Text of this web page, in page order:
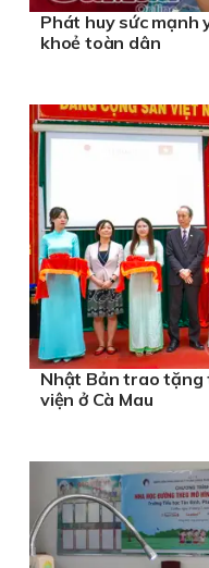
Phát huy sức mạnh
khoẻ toàn dân
Nhật Bản trao tặng
viện ở Cà Mau